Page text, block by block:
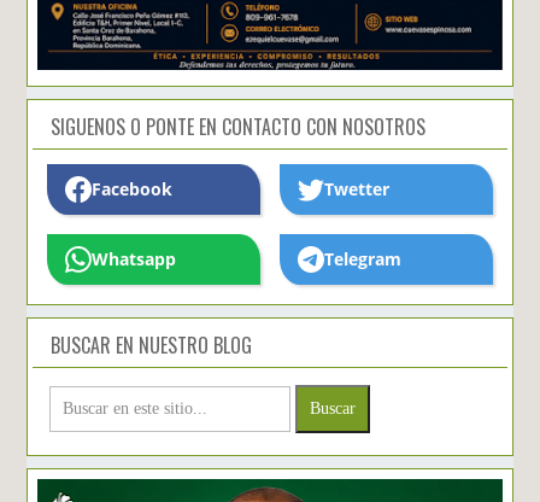
SIGUENOS O PONTE EN CONTACTO CON NOSOTROS
Facebook Twetter
Whatsapp Telegram
BUSCAR EN NUESTRO BLOG